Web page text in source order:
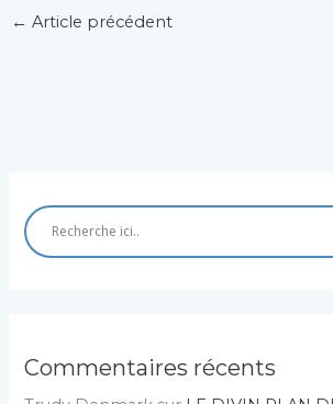
← Article précédent
Commentaires récents